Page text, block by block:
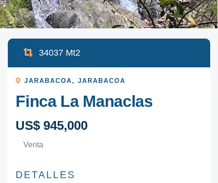
34037 Mt2
JARABACOA ,JARABACOA
Finca La Manaclas
US$ 945,000
Venta
DETALLES